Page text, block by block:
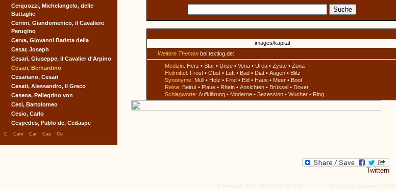
Weitere Themen bei textlog.de:
Medizin: Herz • Star • Unze • Vena • Urea • Zyste • Zona
Heilmittel: Frost • Obst • Luft • Bad • Diät • Augen • Blitz
Synonyme: Müll • Holz • Frist • Eid • Haus • Meer • Boot
Reise: Beirut • Plaue • Rhein • Ansichten • Brüssel • Dover
Schlagworte: Aufklärung • Moderne • Sezession • Wucher • Ring
Twittern
Cerquozzi, Michelangelo, delle
Battaglie
Cerrini, Giandomenico, il Cavaliere
Perugino
Cerva, Giovanni Batista della
Cesar, Joseph
Cesari, Giuseppe, il Cavalier d'Arpino
Cesari, Bernardino
Cesariano, Cesari
Cesati, Alessandro, il Greco
Cesena, Pellegrino von
Cesi, Bartolomeo
Cesio, Carlo
Cespedes, Pablo de, Cedaspe
C Cam Car Cas Ce
© textlog.de 2004 • 09.08.2026 10:59:19 •